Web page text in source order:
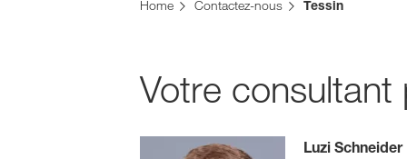
Vous vous trouvez sur le site de KWS pour la
Home Contactez-nous Tessin
Votre consultant
Luzi Schneider